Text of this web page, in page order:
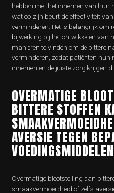
hebben met het innemen van hun
wat op zijn beurt de effectiviteit
verminderen. Het is belangrijk om
bijwerking bij het ontwikkelen van
manieren te vinden om de bittere
verminderen, zodat patiënten hun
innemen en de juiste zorg krijgen
OVERMATIGE
BITTERE STOFFEN
AVERSIE TEGEN
Overmatige blootstelling aan
smaakvermoeidheid of zelfs